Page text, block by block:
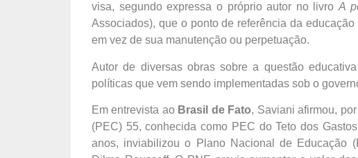
visa, segundo expressa o próprio autor no livro A
Associados), que o ponto de referência da
em vez de sua manutenção ou perpetuação.
Autor de diversas obras sobre a questão
políticas que vem sendo implementadas sob o
Em entrevista ao Brasil de Fato, Saviani afirmou,
(PEC) 55, conhecida como PEC do Teto dos
anos, inviabilizou o Plano Nacional de Educação